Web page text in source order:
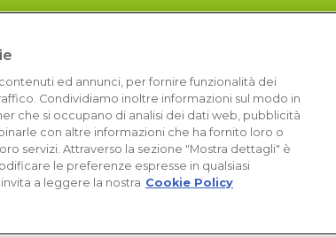
ed annunci, per fornire funzionalità dei
Condividiamo inoltre informazioni sul modo in
che si occupano di analisi dei dati web, pubblicità
con altre informazioni che ha fornito loro o
servizi. Attraverso la sezione "Mostra dettagli" è
le preferenze espresse in qualsiasi
a leggere la nostra Cookie Policy